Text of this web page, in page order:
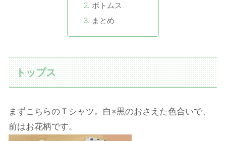
ボトムス
まとめ
トップス
まずこちらのＴシャツ。白×黒のおさえた色合いで、
前はお花柄です。